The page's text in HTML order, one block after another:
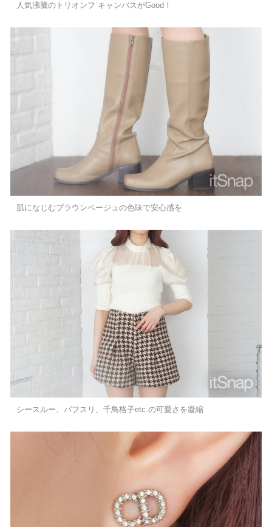
人気沸騰のトリオンフ キャンバスがGood！
肌になじむブラウンベージュの色味で安心感を
シースルー、パフスリ、千鳥格子etc.の可愛さを凝縮